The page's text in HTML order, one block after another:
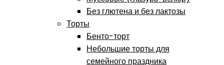
Без глютена и без лактозы
Торты
Бенто-торт
Небольшие торты для
семейного праздника